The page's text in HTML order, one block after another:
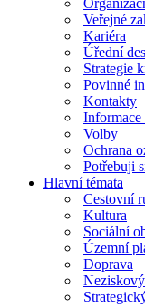
Veřejné
Kariéra
Úřední
Strategie
Povinné
Kontakty
Informace
Volby
Ochrana
Potřebuji
Hlavní témata
Cestovní
Kultura
Sociální
Územní
Doprava